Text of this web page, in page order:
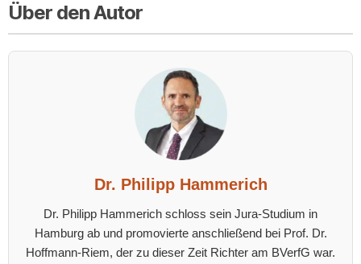
Über den Autor
Dr. Philipp Hammerich
Dr. Philipp Hammerich schloss sein Jura-Studium in
Hamburg ab und promovierte anschließend bei Prof. Dr.
Hoffmann-Riem, der zu dieser Zeit Richter am BVerfG war.